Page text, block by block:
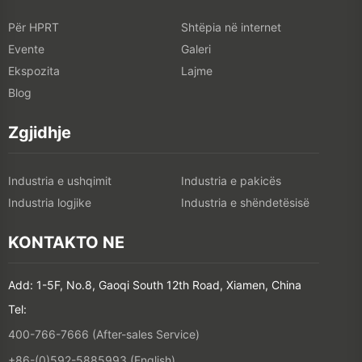
Për HPRT
Shtëpia në internet
Evente
Galeri
Ekspozita
Lajme
Blog
Zgjidhje
Industria e ushqimit
Industria e pakicës
Industria logjike
Industria e shëndetësisë
KONTAKTO NE
Add: 1-5F, No.8, Gaoqi South 12th Road, Xiamen, China
Tel:
400-766-7666 (After-sales Service)